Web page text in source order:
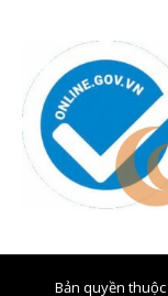
Bản quyền thuộc